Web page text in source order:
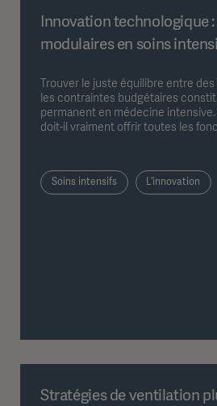
Innovation technologique
modulaires en soins
Trouver le juste équilibre entre
les contraintes budgétaires
permanent en médecine
doit-il vraiment offrir toutes les
concept innovant qui permet de
solutions sur mesure, adaptées aux
engendrer de coûts inutiles liés à
Soins intensifs L'innovation
Stratégies de ventilation